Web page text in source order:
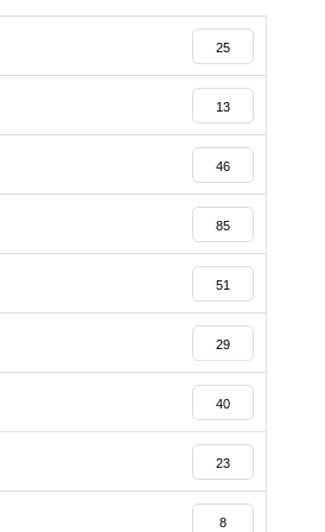
25
13
46
85
51
29
40
23
8